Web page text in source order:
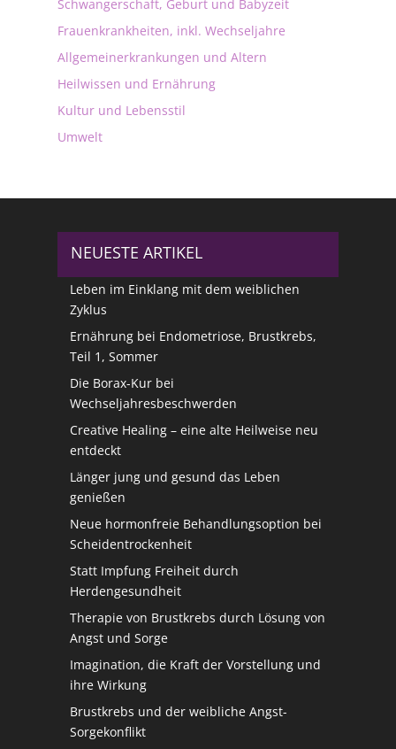
Schwangerschaft, Geburt und Babyzeit
Frauenkrankheiten, inkl. Wechseljahre
Allgemeinerkrankungen und Altern
Heilwissen und Ernährung
Kultur und Lebensstil
Umwelt
NEUESTE ARTIKEL
Leben im Einklang mit dem weiblichen
Zyklus
Ernährung bei Endometriose, Brustkrebs,
Teil 1, Sommer
Die Borax-Kur bei
Wechseljahresbeschwerden
Creative Healing – eine alte Heilweise neu
entdeckt
Länger jung und gesund das Leben
genießen
Neue hormonfreie Behandlungsoption bei
Scheidentrockenheit
Statt Impfung Freiheit durch
Herdengesundheit
Therapie von Brustkrebs durch Lösung von
Angst und Sorge
Imagination, die Kraft der Vorstellung und
ihre Wirkung
Brustkrebs und der weibliche Angst-
Sorgekonflikt